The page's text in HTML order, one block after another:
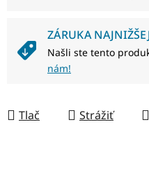
ZÁRUKA
Našli ste tento
nám!
Tlač Strážiť